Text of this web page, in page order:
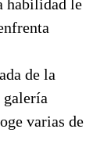
habilidad le
de la
galería
varias de